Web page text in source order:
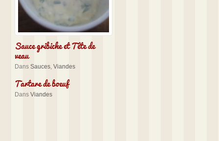
Sauce gribiche et Tête de
veau
Dans Sauces, Viandes
Tartare de boeuf
Dans Viandes